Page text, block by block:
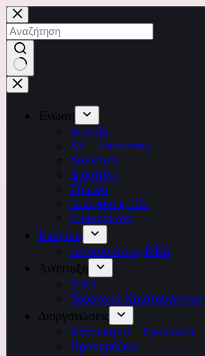
Ένωση
Ιστορία
ΔΣ – Επιτροπές
Σύλλογοι
Διαιτητές
Γήπεδα
Αποφάσεις Γ.Σ.
Επικοινωνία
Ειδήσεις
Ανακοινώσεις ΚΕΔ
Ανάπτυξη
3on3
Τουρνουά Χριστουγέννων
Διοργανώσεις
Κανονισμοί – Εγκύκλιοι
Προκηρύξεις